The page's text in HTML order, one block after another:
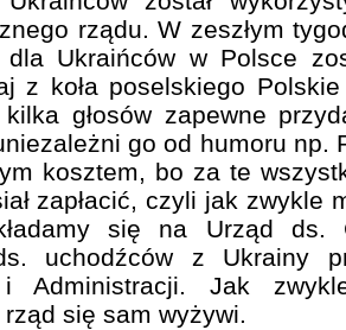
rządu. W zeszłym
Ukraińców w Polsce
z koła poselskiego
kilka głosów zapewne
go od humoru np.
kosztem, bo za te
zapłacić, czyli jak zwykle
się na Urząd ds.
uchodźców z Ukrainy
i Administracji. Jak
się sam wyżywi.